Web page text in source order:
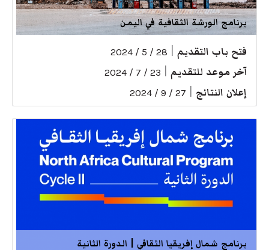
برنامج الورشة الثقافية في اليمن
فتح باب التقديم 28 / 5 / 2024
آخر موعد للتقديم 23 / 7 / 2024
إعلان النتائج 27 / 9 / 2024
برنامج شمال إفريقيا الثقافي | الدورة الثانية